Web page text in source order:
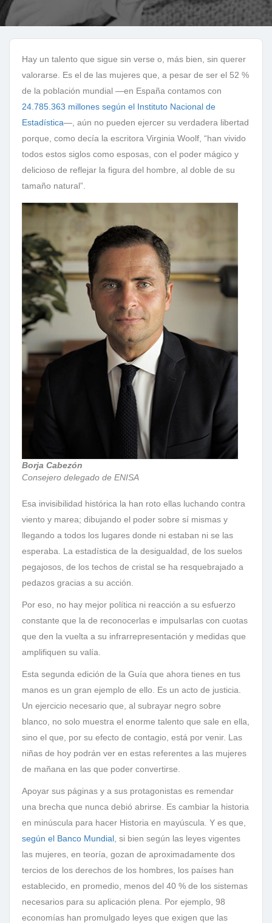
Hay un talento que sigue sin verse o, más bien, sin querer
valorarse. Es el de las mujeres que, a pesar de ser el 52 %
de la población mundial —en España contamos con
24.785.363 millones según el Instituto Nacional de
Estadística—, aún no pueden ejercer su verdadera libertad
porque, como decía la escritora Virginia Woolf, “han vivido
todos estos siglos como esposas, con el poder mágico y
delicioso de reflejar la figura del hombre, al doble de su
tamaño natural”.
Borja Cabezón
Consejero delegado de ENISA
Esa invisibilidad histórica la han roto ellas luchando contra
viento y marea; dibujando el poder sobre sí mismas y
llegando a todos los lugares donde ni estaban ni se las
esperaba. La estadística de la desigualdad, de los suelos
pegajosos, de los techos de cristal se ha resquebrajado a
pedazos gracias a su acción.
Por eso, no hay mejor política ni reacción a su esfuerzo
constante que la de reconocerlas e impulsarlas con cuotas
que den la vuelta a su infrarrepresentación y medidas que
amplifiquen su valía.
Esta segunda edición de la Guía que ahora tienes en tus
manos es un gran ejemplo de ello. Es un acto de justicia.
Un ejercicio necesario que, al subrayar negro sobre
blanco, no solo muestra el enorme talento que sale en ella,
sino el que, por su efecto de contagio, está por venir. Las
niñas de hoy podrán ver en estas referentes a las mujeres
de mañana en las que poder convertirse.
Apoyar sus páginas y a sus protagonistas es remendar
una brecha que nunca debió abrirse. Es cambiar la historia
en minúscula para hacer Historia en mayúscula. Y es que,
según el Banco Mundial, si bien según las leyes vigentes
las mujeres, en teoría, gozan de aproximadamente dos
tercios de los derechos de los hombres, los países han
establecido, en promedio, menos del 40 % de los sistemas
necesarios para su aplicación plena. Por ejemplo, 98
economías han promulgado leyes que exigen que las